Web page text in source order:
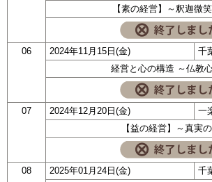
【素の経営】～釈迦微
06 2024年11月15日(金)
千
経営と心の構造 ～仏教
07 2024年12月20日(金)
一
【益の経営】～真実
08 2025年01月24日(金)
千